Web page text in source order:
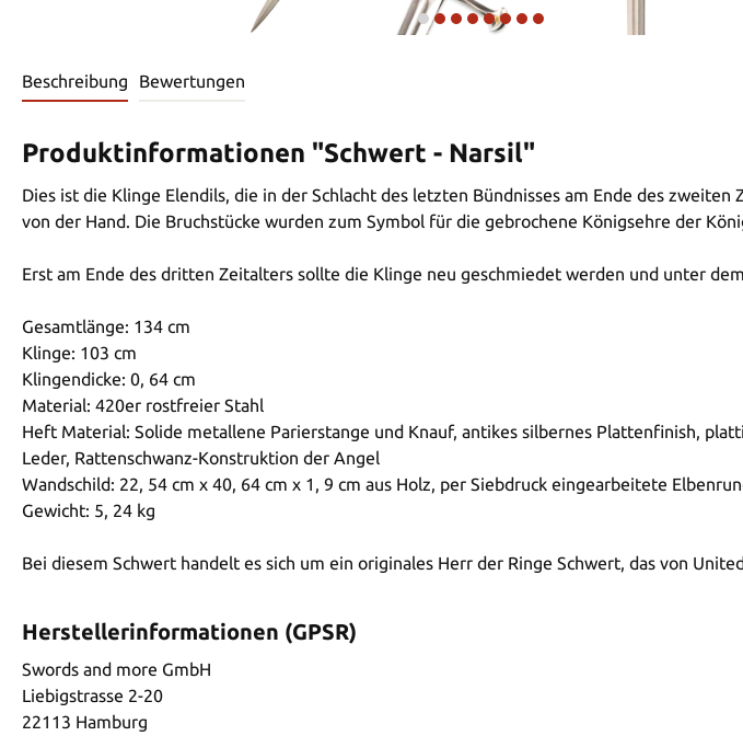
Beschreibung Bewertungen
Produktinformationen "Schwert - Narsil"
Dies ist die Klinge Elendils, die in der Schlacht des letzten Bündnisses am Ende des
von der Hand. Die Bruchstücke wurden zum Symbol für die gebrochene Königsehre der
Erst am Ende des dritten Zeitalters sollte die Klinge neu geschmiedet werden und unter
Gesamtlänge: 134 cm
Klinge: 103 cm
Klingendicke: 0, 64 cm
Material: 420er rostfreier Stahl
Heft Material: Solide metallene Parierstange und Knauf, antikes silbernes Plattenfinish,
Leder, Rattenschwanz-Konstruktion der Angel
Wandschild: 22, 54 cm x 40, 64 cm x 1, 9 cm aus Holz, per Siebdruck eingearbeitete
Gewicht: 5, 24 kg
Bei diesem Schwert handelt es sich um ein originales Herr der Ringe Schwert, das von
Herstellerinformationen (GPSR)
Swords and more GmbH
Liebigstrasse 2-20
22113 Hamburg